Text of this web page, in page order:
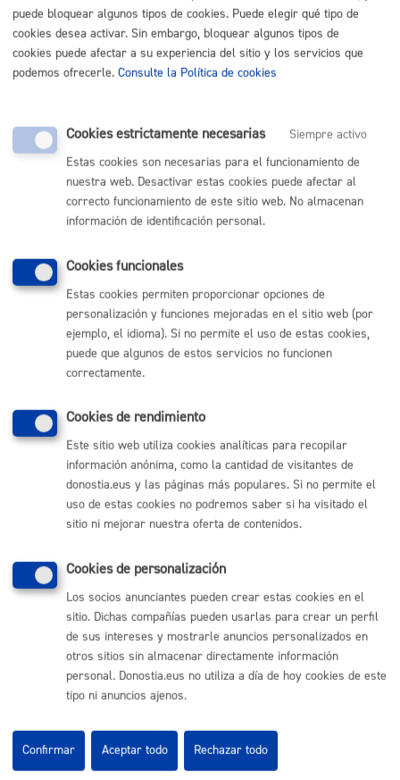
GRUPO B, además:
Proyecto de la instalación de energía solar
fotovoltaica firmado por persona técnica competente.
Estatutos aprobados por la comunidad de energías
renovables o por la comunidad de propietarios.
Documento que acredite que la comunidad de
energías renovables constituida esté formada por al
menos 10 personas físicas y/o jurídicas.
Declaración responsable que certifique que el 85% de
los miembros de la comunidad tengan su conexión
eléctrica en el municipio de San Sebastián
cooperativistas son personas físicas.
Las comunidad de propietarios: documento que
acredite que la comunidad de propietarios está
formada por 3 o más viviendas
Las comunidad de propietarios: fotocopia del C.I.F. de
la Comunidad de Propietarios, junto con un
documento, expedido por la persona que ostente la
condición de Secretario o Secretario-Administrador,
en el que conste que la persona que suscribe la
Comunidad de Propietarios en el momento de
formular la petición, o en su defecto, copia del Acta
de la reunión de la Junta de Propietarios en la que
conste la elección como Presidente.
Tamaño máximo anexos: 50 Mb
Plazo de resolución y sentido
del silencio
Plazo estimado: 6 meses Plazo legal:6 meses
Sentido del silencio:Negativo
Pasos del procedimiento
puede bloquear algunos tipos de cookies. Puede elegir qué tipo de
cookies desea activar. Sin embargo, bloquear algunos tipos de
cookies puede afectar a su experiencia del sitio y los servicios que
podemos ofrecerle. Consulte la Política de cookies
Cookies estrictamente necesarias
Siempre activo
Estas cookies son necesarias para el funcionamiento de
nuestra web. Desactivar estas cookies puede afectar al
correcto funcionamiento de este sitio web. No almacenan
información de identificación personal.
Cookies funcionales
Estas cookies permiten proporcionar opciones de
personalización y funciones mejoradas en el sitio web (por
ejemplo, el idioma). Si no permite el uso de estas cookies,
puede que algunos de estos servicios no funcionen
correctamente.
Cookies de rendimiento
Este sitio web utiliza cookies analíticas para recopilar
información anónima, como la cantidad de visitantes de
donostia.eus y las páginas más populares. Si no permite el
uso de estas cookies no podremos saber si ha visitado el
sitio ni mejorar nuestra oferta de contenidos.
Cookies de personalización
Los socios anunciantes pueden crear estas cookies en el
sitio. Dichas compañías pueden usarlas para crear un perfil
de sus intereses y mostrarle anuncios personalizados en
otros sitios sin almacenar directamente información
personal. Donostia.eus no utiliza a día de hoy cookies de este
tipo ni anuncios ajenos.
Rechazar todo
Confirmar Aceptar todo